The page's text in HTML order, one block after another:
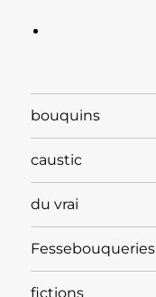
bouquins
caustic
du vrai
Fessebouqueries
fictions